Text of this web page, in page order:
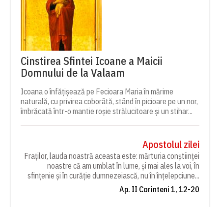
Cinstirea Sfintei Icoane a Maicii
Domnului de la Valaam
Icoana o înfățișează pe Fecioara Maria în mărime
naturală, cu privirea coborâtă, stând în picioare pe un nor,
îmbrăcată într-o mantie roșie strălucitoare și un stihar...
Apostolul zilei
Fraților, lauda noastră aceasta este: mărturia conștiinței
noastre că am umblat în lume, și mai ales la voi, în
sfințenie și în curăție dumnezeiască, nu în înțelepciune...
Ap. II Corinteni 1, 12-20